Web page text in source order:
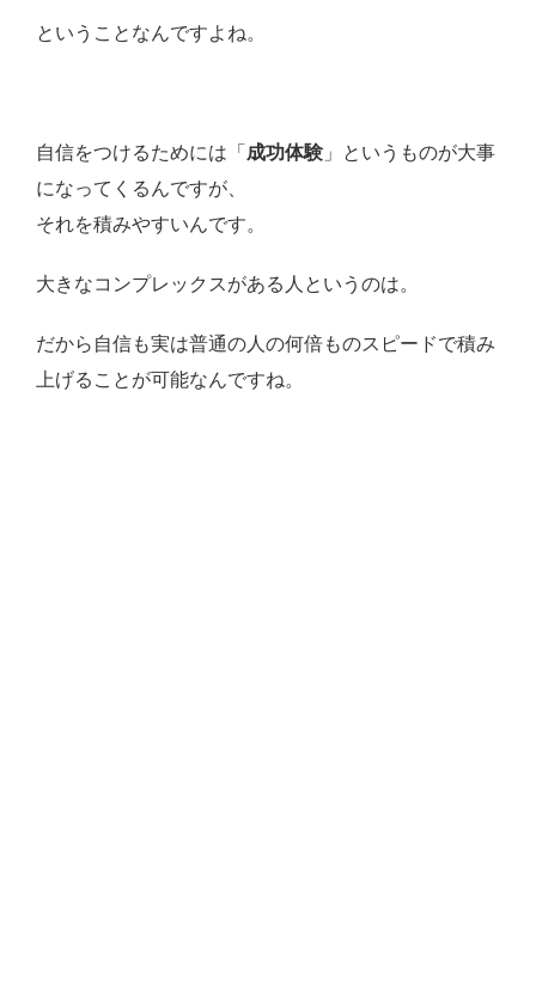
ということなんですよね。
自信をつけるためには「 成功体験 」というものが大事
になってくるんですが、
それを積みやすいんです。
大きなコンプレックスがある人というのは。
だから自信も実は普通の人の何倍ものスピードで積み
上げることが可能なんですね。